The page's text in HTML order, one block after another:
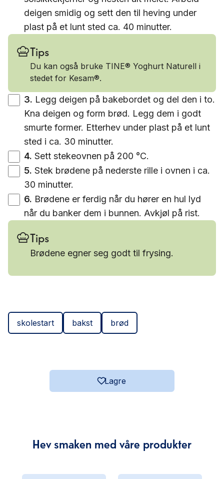
deigen smidig og sett den til heving under
plast på et lunt sted ca. 40 minutter.
Tips
Du kan også bruke TINE® Yoghurt Naturell i
stedet for Kesam®.
3. Legg deigen på bakebordet og del den i to.
Kna deigen og form brød. Legg dem i godt
smurte former. Etterhev under plast på et lunt
sted i ca. 30 minutter.
4. Sett stekeovnen på 200 °C.
5. Stek brødene på nederste rille i ovnen i ca.
30 minutter.
6. Brødene er ferdig når du hører en hul lyd
når du banker dem i bunnen. Avkjøl på rist.
Tips
Brødene egner seg godt til frysing.
skolestart bakst brød
Lagre
Hev smaken med våre produkter